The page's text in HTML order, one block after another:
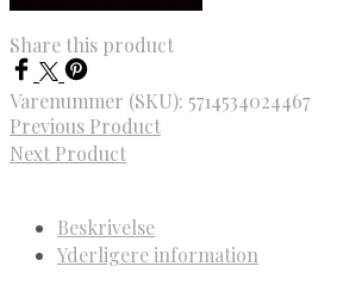
Share this product
Varenummer (SKU): 5714534024467
Previous Product
Next Product
Beskrivelse
Yderligere information